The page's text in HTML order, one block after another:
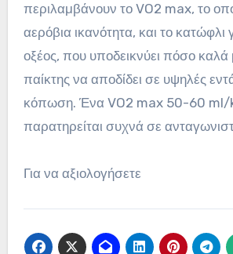
περιλαμβάνουν το VO2 max, το
αερόβια ικανότητα, και το κατώφλι
οξέος, που υποδεικνύει πόσο καλά
παίκτης να αποδίδει σε υψηλές
κόπωση. Ένα VO2 max 50-60
παρατηρείται συχνά σε
Για να αξιολογήσετε